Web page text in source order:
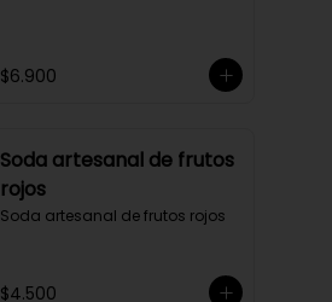
$6.900
Soda artesanal de frutos
rojos
Soda artesanal de frutos rojos
$4.500